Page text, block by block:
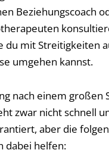
Beziehungscoach
du mit Streitigkeiten
umgehen kannst.
nach einem großen
zwar nicht schnell
aber die
dabei helfen: